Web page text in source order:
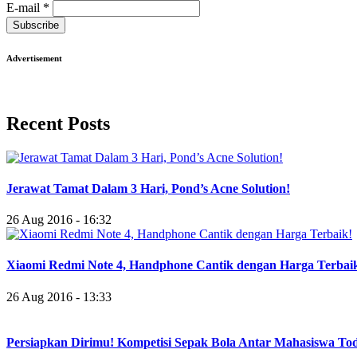
E-mail *
Subscribe
Advertisement
Recent Posts
Jerawat Tamat Dalam 3 Hari, Pond’s Acne Solution!
26 Aug 2016 - 16:32
Xiaomi Redmi Note 4, Handphone Cantik dengan Harga
26 Aug 2016 - 13:33
Persiapkan Dirimu! Kompetisi Sepak Bola Antar Mahasiswa